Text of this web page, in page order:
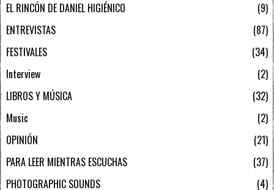
EL RINCÓN DE DANIEL HIGIÉNICO
9
ENTREVISTAS
87
FESTIVALES
34
Interview
2
LIBROS Y MÚSICA
32
Music
2
OPINIÓN
21
PARA LEER MIENTRAS ESCUCHAS
37
PHOTOGRAPHIC SOUNDS
4